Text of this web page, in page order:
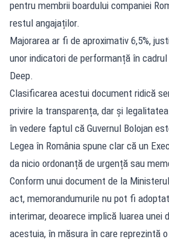
pentru membrii boardului companiei
restul angajaților.
Majorarea ar fi de aproximativ 6,5%,
unor indicatori de performanță în
Deep.
Clasificarea acestui document ridică
privire la transparența, dar și
în vedere faptul că Guvernul Bolojan
Legea în România spune clar că un
da nicio ordonanță de urgență sau
Conform unui document de la
act, memorandumurile nu pot fi
interimar, deoarece implică luarea unei
acestuia, în măsura în care reprezintă